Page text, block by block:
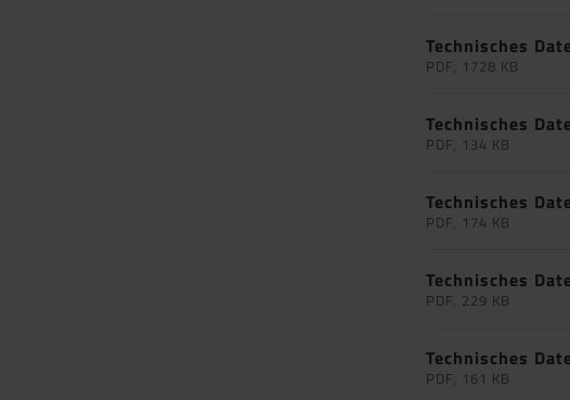
Technisches
PDF, 1728 KB
Technisches
PDF, 134 KB
Technisches
PDF, 174 KB
Technisches
PDF, 229 KB
Technisches
PDF, 161 KB